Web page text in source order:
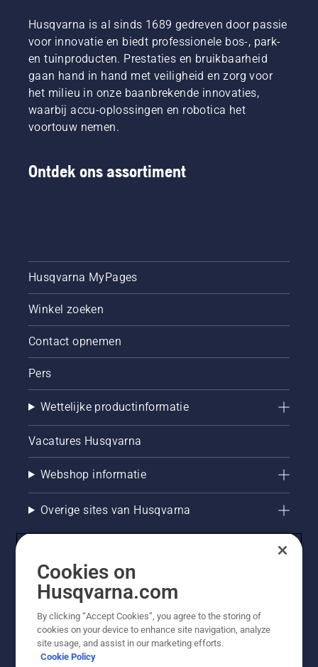
Husqvarna is al sinds 1689 gedreven door passie
voor innovatie en biedt professionele bos-, park-
en tuinproducten. Prestaties en bruikbaarheid
gaan hand in hand met veiligheid en zorg voor
het milieu in onze baanbrekende innovaties,
waarbij accu-oplossingen en robotica het
voortouw nemen.
Ontdek ons assortiment
Husqvarna MyPages
Winkel zoeken
Contact opnemen
Pers
Wettelijke productinformatie
Vacatures Husqvarna
Webshop informatie
Overige sites van Husqvarna
© Husqvarna AB (publ). Alle rechten voorbehouden. De
Cookies on
Husqvarna.com
By clicking “Accept Cookies”, you agree to the storing of
cookies on your device to enhance site navigation, analyze
site usage, and assist in our marketing efforts.
Cookie Policy